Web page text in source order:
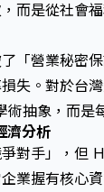
而是從社會
「營業秘密
失。對於台
抽象，而是
濟分析
對手」，但
業握有核心